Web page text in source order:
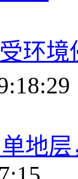
环
地